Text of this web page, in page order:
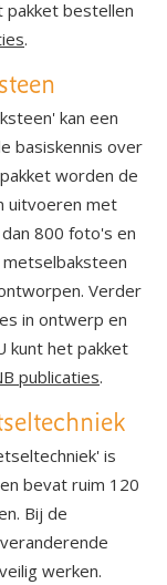
pakket bestellen
.
kan een
basiskennis over
worden de
uitvoeren met
800 foto's en
Verder
in ontwerp en
kunt het pakket
publicaties.
is
bevat ruim 120
Bij de
werken.